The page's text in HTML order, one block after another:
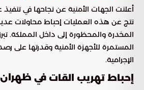
أعلنت الجهات الأمنية عن نجاحها في تنفيذ
نتج عن هذه العمليات إحباط محاولات
المخدرة والمحظورة إلى داخل المملكة.
المستمرة للأجهزة الأمنية وقدرتها على
الإجرامية.
إحباط تهريب القات في ظهران